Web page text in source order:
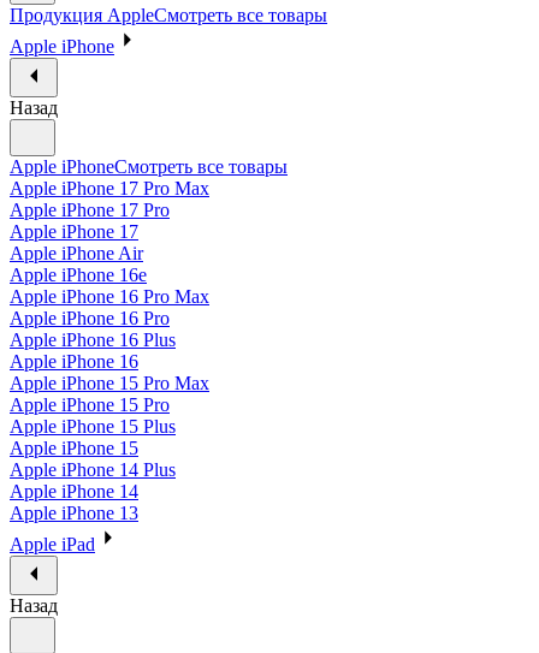
Продукция AppleСмотреть все товары
Apple iPhone
Назад
Apple iPhoneСмотреть все товары
Apple iPhone 17 Pro Max
Apple iPhone 17 Pro
Apple iPhone 17
Apple iPhone Air
Apple iPhone 16e
Apple iPhone 16 Pro Max
Apple iPhone 16 Pro
Apple iPhone 16 Plus
Apple iPhone 16
Apple iPhone 15 Pro Max
Apple iPhone 15 Pro
Apple iPhone 15 Plus
Apple iPhone 15
Apple iPhone 14 Plus
Apple iPhone 14
Apple iPhone 13
Apple iPad
Назад